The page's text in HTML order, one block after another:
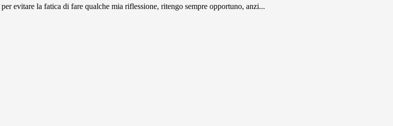
evitare la fatica di fare qualche mia riflessione, ritengo sempre opportuno, anzi...